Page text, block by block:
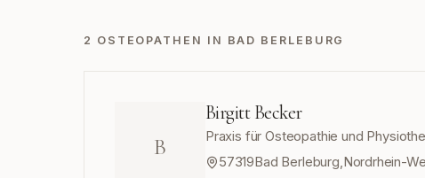
2 OSTEOPATHEN IN BAD BERLEBURG
B
Birgitt Becker
Praxis für Osteopathie und
57319Bad Berleburg,Nordrhein-